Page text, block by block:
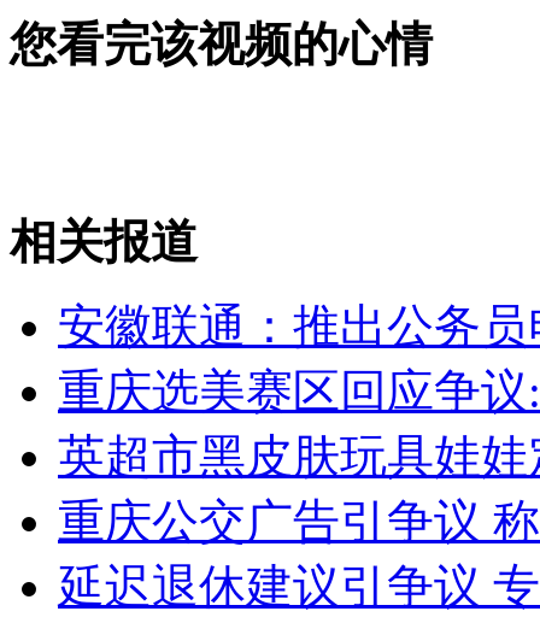
叙政府否认用重型武器袭击平民
山西运城恶犬咬伤多人 警民合力深夜将其击毙
女孩北京地铁殴打老人 痛下狠手拳打脚踢
无痛分娩是否安全 医生回应
外交部：反对强权政治霸凌主义
外交部：有关国家言论片面不公正
您看完该视频的心情
相关报道
安徽联通：推出公务
重庆选美赛区回应争
英超市黑皮肤玩具娃
重庆公交广告引争议
延迟退休建议引争议